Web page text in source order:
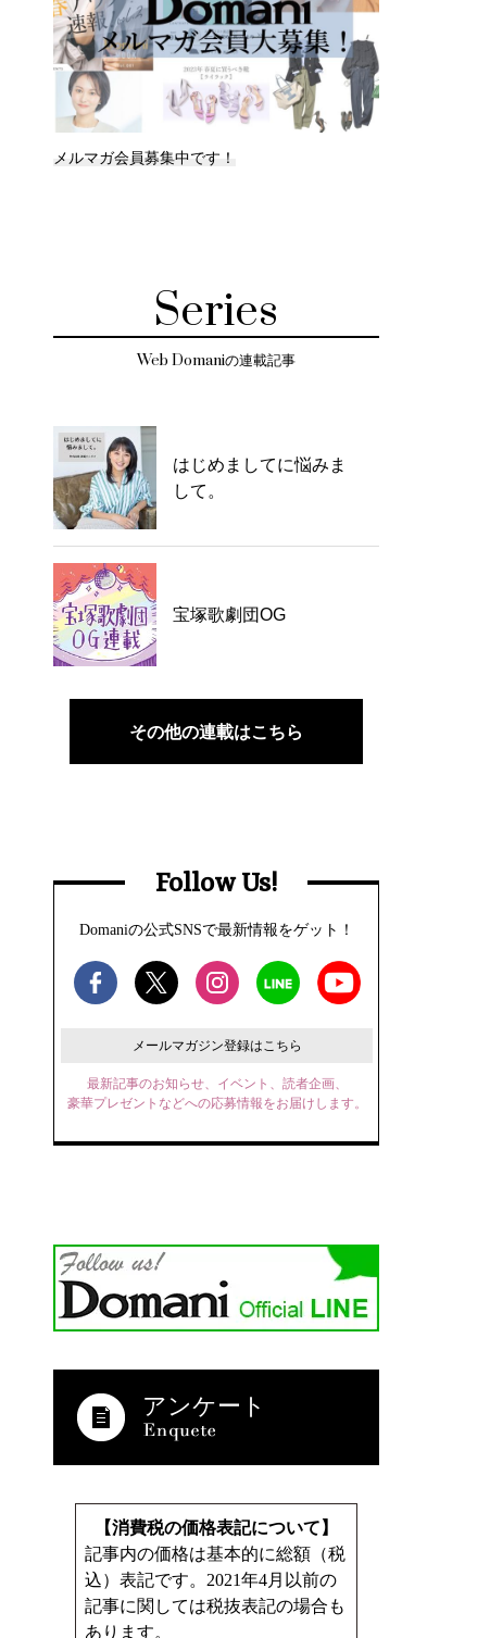
メルマガ会員募集中です！
Series
Web Domaniの連載記事
はじめましてに悩みま
して。
宝塚歌劇団OG
その他の連載はこちら
Follow Us!
Domaniの公式SNSで最新情報をゲット！
メールマガジン登録はこちら
最新記事のお知らせ、イベント、読者企画、
豪華プレゼントなどへの応募情報をお届けします。
アンケート
【消費税の価格表記について】
記事内の価格は基本的に総額（税
込）表記です。2021年4月以前の
記事に関しては税抜表記の場合も
あります。